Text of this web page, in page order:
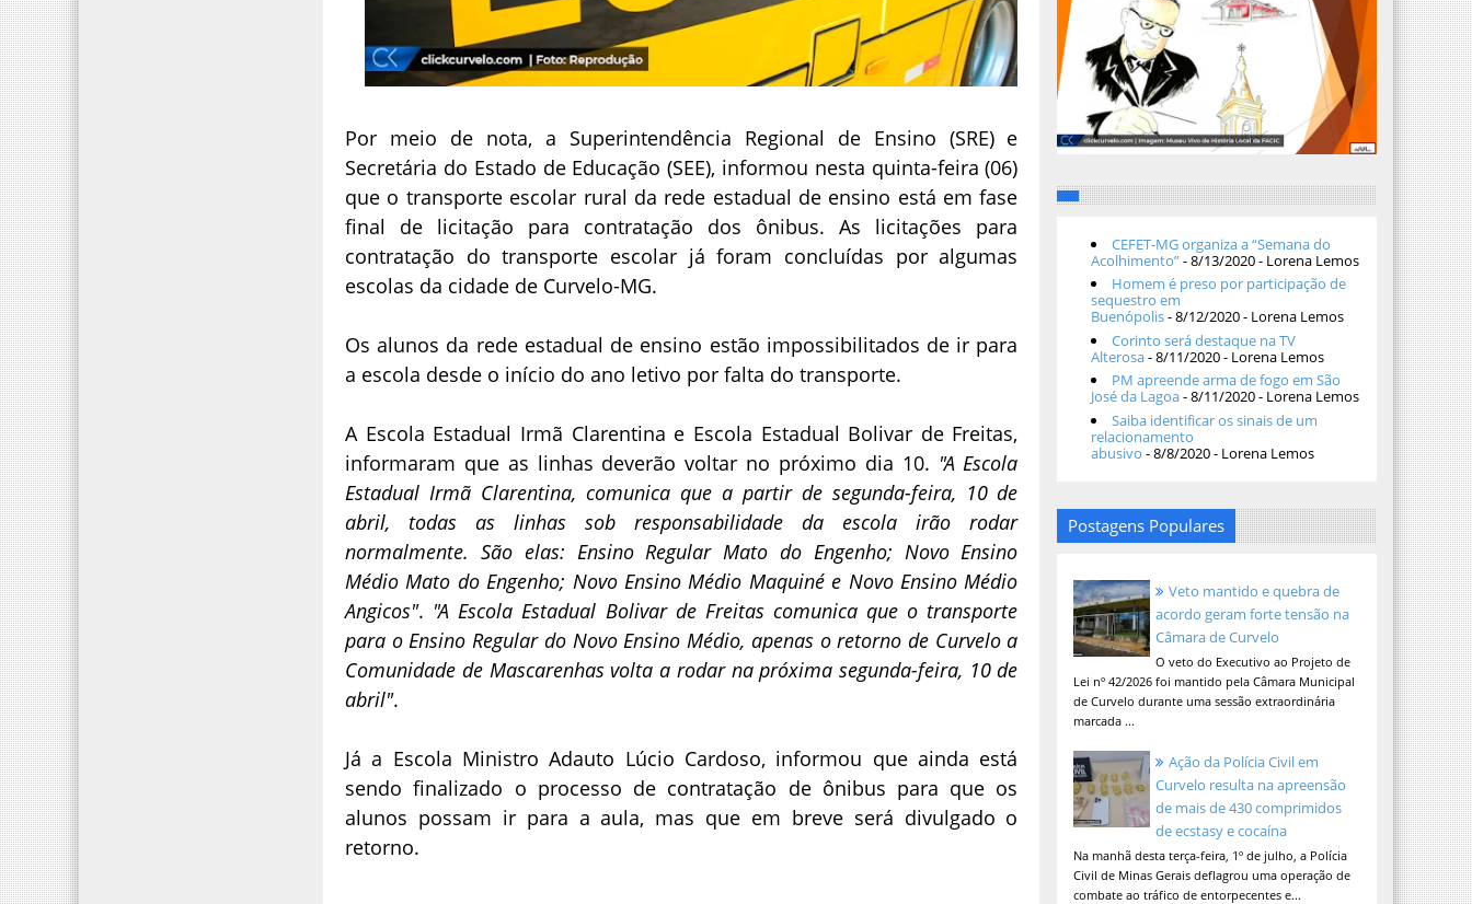
Por meio de nota, a Superintendência Regional de Ensino (SRE) e
Secretária do Estado de Educação (SEE), informou nesta quinta-feira (06)
que o transporte escolar rural da rede estadual de ensino está em fase
final de licitação para contratação dos ônibus. As licitações para
contratação do transporte escolar já foram concluídas por algumas
escolas da cidade de Curvelo-MG.
Os alunos da rede estadual de ensino estão impossibilitados de ir para
a escola desde o início do ano letivo por falta do transporte.
A Escola Estadual Irmã Clarentina e Escola Estadual Bolivar de Freitas,
informaram que as linhas deverão voltar no próximo dia 10. "A Escola
Estadual Irmã Clarentina, comunica que a partir de segunda-feira, 10 de
abril, todas as linhas sob responsabilidade da escola irão rodar
normalmente. São elas: Ensino Regular Mato do Engenho; Novo Ensino
Médio Mato do Engenho; Novo Ensino Médio Maquiné e Novo Ensino Médio
Angicos". "A Escola Estadual Bolivar de Freitas comunica que o transporte
para o Ensino Regular do Novo Ensino Médio, apenas o retorno de Curvelo a
Comunidade de Mascarenhas volta a rodar na próxima segunda-feira, 10 de
abril".
Já a Escola Ministro Adauto Lúcio Cardoso, informou que ainda está
sendo finalizado o processo de contratação de ônibus para que os
alunos possam ir para a aula, mas que em breve será divulgado o
retorno.
CEFET-MG organiza a “Semana do
Acolhimento”- 8/13/2020- Lorena Lemos
Homem é preso por participação de
sequestro em
Buenópolis- 8/12/2020- Lorena Lemos
Corinto será destaque na TV
Alterosa- 8/11/2020- Lorena Lemos
PM apreende arma de fogo em São
José da Lagoa- 8/11/2020- Lorena Lemos
Saiba identificar os sinais de um
relacionamento
abusivo - 8/8/2020- Lorena Lemos
Postagens Populares
Veto mantido e quebra de
acordo geram forte tensão na
Câmara de Curvelo
O veto do Executivo ao Projeto de
Lei nº 42/2026 foi mantido pela Câmara Municipal
de Curvelo durante uma sessão extraordinária
marcada ...
Ação da Polícia Civil em
Curvelo resulta na apreensão
de mais de 430 comprimidos
de ecstasy e cocaína
Na manhã desta terça-feira, 1º de julho, a Polícia
Civil de Minas Gerais deflagrou uma operação de
combate ao tráfico de entorpecentes e...